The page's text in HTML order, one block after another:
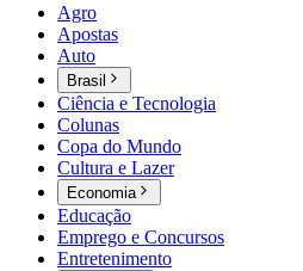
Agro
Apostas
Auto
Brasil
Ciência e Tecnologia
Colunas
Copa do Mundo
Cultura e Lazer
Economia
Educação
Emprego e Concursos
Entretenimento